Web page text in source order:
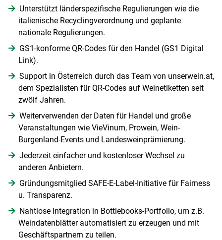
Unterstützt länderspezifische Regulierungen wie die
italienische Recyclingverordnung und geplante
nationale Regulierungen.
GS1-konforme QR-Codes für den Handel (GS1 Digital
Link).
Support in Österreich durch das Team von unserwein.at,
dem Spezialisten für QR-Codes auf Weinetiketten seit
zwölf Jahren.
Weiterverwenden der Daten für Handel und große
Veranstaltungen wie VieVinum, Prowein, Wein-
Burgenland-Events und Landesweinprämierung.
Jederzeit einfacher und kostenloser Wechsel zu
anderen Anbietern.
Gründungsmitglied SAFE-E-Label-Initiative für Fairness
u. Transparenz.
Nahtlose Integration in Bottlebooks-Portfolio, um z.B.
Weindatenblätter automatisiert zu erzeugen und mit
Geschäftspartnern zu teilen.